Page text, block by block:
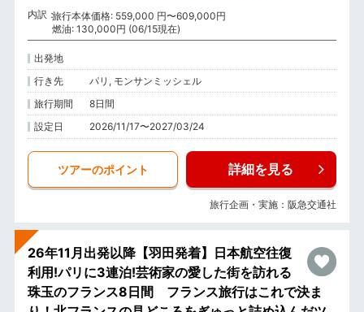
内訳 旅行本体価格: 559,000 円〜609,000円
燃油: 130,000円 (06/15現在)
出発地
行き先
パリ, モンサンミッシェル
旅行期間
8日間
設定日
2026/11/17〜2027/03/24
ツアーのポイント 詳細を見る
旅行企画・実施：阪急交通社
26年11月出発以降【羽田発着】日本航空往復
利用!パリに3連泊!芸術家の愛した街を訪れる
珠玉のフランス8日間 フランス旅行はこれで決ま